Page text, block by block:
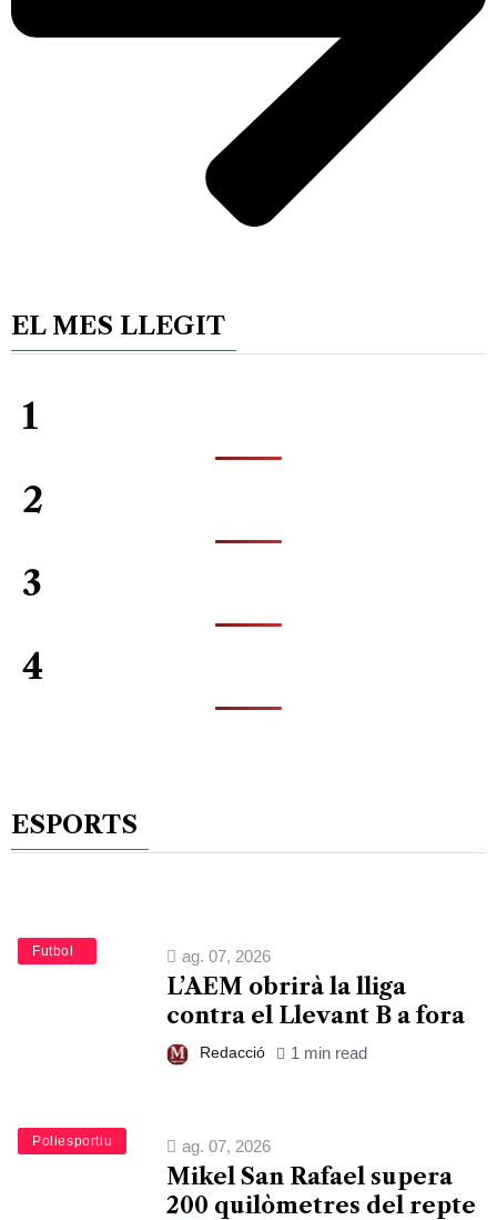
EL MES LLEGIT
1
2
3
4
ESPORTS
Esports
Futbol ag. 07, 2026
L’AEM obrirà la lliga
contra el Llevant B a fora
Redacció 1 min read
Esports
Poliesportiu ag. 07, 2026
Mikel San Rafael supera
200 quilòmetres del repte